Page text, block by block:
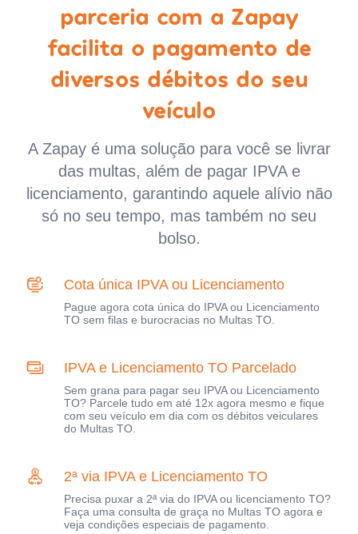
parceria com a Zapay
facilita o pagamento de
diversos débitos do seu
veículo
A Zapay é uma solução para você se livrar
das multas, além de pagar IPVA e
licenciamento, garantindo aquele alívio não
só no seu tempo, mas também no seu
bolso.
Cota única IPVA ou Licenciamento
Pague agora cota única do IPVA ou Licenciamento
TO sem filas e burocracias no Multas TO.
IPVA e Licenciamento TO Parcelado
Sem grana para pagar seu IPVA ou Licenciamento
TO? Parcele tudo em até 12x agora mesmo e fique
com seu veículo em dia com os débitos veiculares
do Multas TO.
2ª via IPVA e Licenciamento TO
Precisa puxar a 2ª via do IPVA ou licenciamento TO?
Faça uma consulta de graça no Multas TO agora e
veja condições especiais de pagamento.